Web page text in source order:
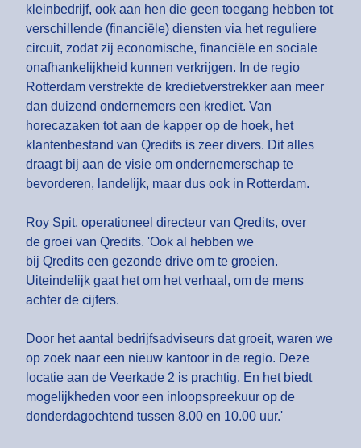
kleinbedrijf, ook aan hen die geen toegang hebben tot
verschillende (financiële) diensten via het reguliere
circuit, zodat zij economische, financiële en sociale
onafhankelijkheid kunnen verkrijgen. In de regio
Rotterdam verstrekte de kredietverstrekker aan meer
dan duizend ondernemers een krediet. Van
horecazaken tot aan de kapper op de hoek, het
klantenbestand van Qredits is zeer divers. Dit alles
draagt bij aan de visie om ondernemerschap te
bevorderen, landelijk, maar dus ook in Rotterdam.
Roy Spit, operationeel directeur van Qredits, over
de groei van Qredits. 'Ook al hebben we
bij Qredits een gezonde drive om te groeien.
Uiteindelijk gaat het om het verhaal, om de mens
achter de cijfers.
Door het aantal bedrijfsadviseurs dat groeit, waren we
op zoek naar een nieuw kantoor in de regio. Deze
locatie aan de Veerkade 2 is prachtig. En het biedt
mogelijkheden voor een inloopspreekuur op de
donderdagochtend tussen 8.00 en 10.00 uur.'